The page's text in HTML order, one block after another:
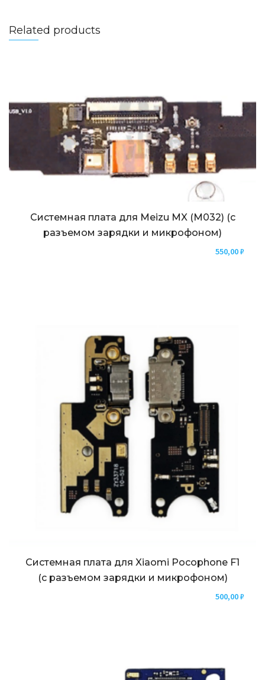
Related products
Системная плата для Meizu MX (M032) (с
разъемом зарядки и микрофоном)
550,00₽
Системная плата для Xiaomi Pocophone F1
(с разъемом зарядки и микрофоном)
500,00₽